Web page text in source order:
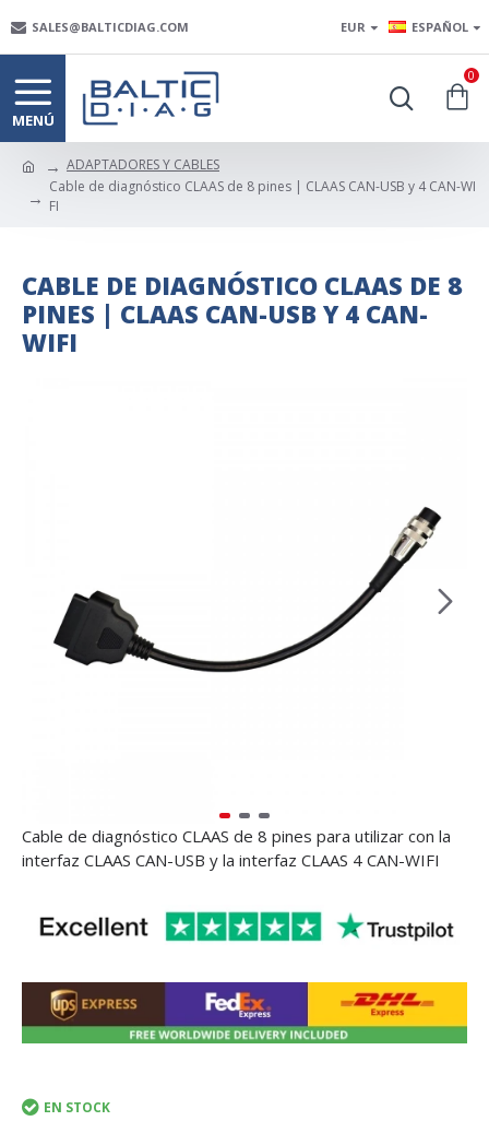
SALES@BALTICDIAG.COM EUR ESPAÑOL
0
ADAPTADORES Y CABLES
Cable de diagnóstico CLAAS de 8 pines | CLAAS CAN-USB y 4 CAN-WI
FI
CABLE DE DIAGNÓSTICO CLAAS DE 8
PINES | CLAAS CAN-USB Y 4 CAN-
WIFI
Cable de diagnóstico CLAAS de 8 pines para utilizar con la
interfaz CLAAS CAN-USB y la interfaz CLAAS 4 CAN-WIFI
EN STOCK